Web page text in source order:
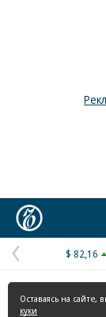
Предыдущая
страница
$ 82,16
Оставаясь на сайте,
куки